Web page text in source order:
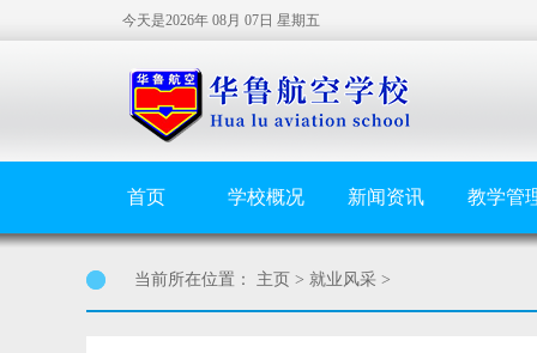
今天是2026年 08月 07日 星期五
首页 学校概况 新闻资讯 教学管
当前所在位置： 主页 > 就业风采 >